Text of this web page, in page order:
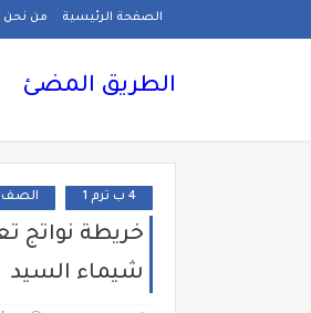
الصفحة الرئيسية من نحن
الطريق المضئ
4 ب ترم 1 الصف
شيماء السيد